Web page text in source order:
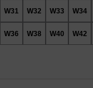
W31 W32 W33 W34
W36 W38 W40 W42